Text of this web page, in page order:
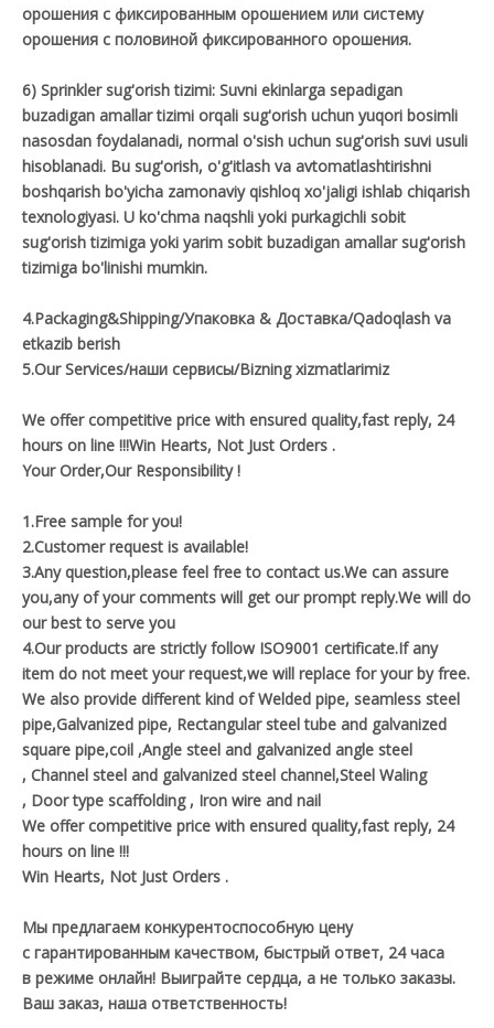
орошения с фиксированным орошением или систему
орошения с половиной фиксированного орошения.
6) Sprinkler sug'orish tizimi: Suvni ekinlarga sepadigan
buzadigan amallar tizimi orqali sug'orish uchun yuqori bosimli
nasosdan foydalanadi, normal o'sish uchun sug'orish suvi usuli
hisoblanadi. Bu sug'orish, o'g'itlash va avtomatlashtirishni
boshqarish bo'yicha zamonaviy qishloq xo'jaligi ishlab chiqarish
texnologiyasi. U ko'chma naqshli yoki purkagichli sobit
sug'orish tizimiga yoki yarim sobit buzadigan amallar sug'orish
tizimiga bo'linishi mumkin.
4.Packaging&Shipping/Упаковка & Доставка/Qadoqlash va
etkazib berish
5.Our Services/наши сервисы/Bizning xizmatlarimiz
We offer competitive price with ensured quality,fast reply, 24
hours on line !!!Win Hearts, Not Just Orders .
Your Order,Our Responsibility !
1.Free sample for you!
2.Customer request is available!
3.Any question,please feel free to contact us.We can assure
you,any of your comments will get our prompt reply.We will do
our best to serve you
4.Our products are strictly follow ISO9001 certificate.If any
item do not meet your request,we will replace for your by free.
We also provide different kind of Welded pipe, seamless steel
pipe,Galvanized pipe, Rectangular steel tube and galvanized
square pipe,coil ,Angle steel and galvanized angle steel
, Channel steel and galvanized steel channel,Steel Waling
, Door type scaffolding , Iron wire and nail
We offer competitive price with ensured quality,fast reply, 24
hours on line !!!
Win Hearts, Not Just Orders .
Мы предлагаем конкурентоспособную цену
с гарантированным качеством, быстрый ответ, 24 часа
в режиме онлайн! Выиграйте сердца, а не только заказы.
Ваш заказ, наша ответственность!